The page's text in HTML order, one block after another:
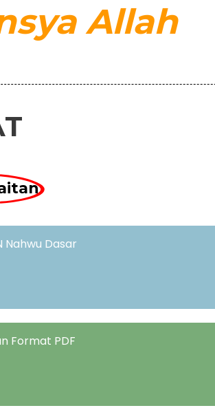
Allah
Nahwu Dasar
Format PDF